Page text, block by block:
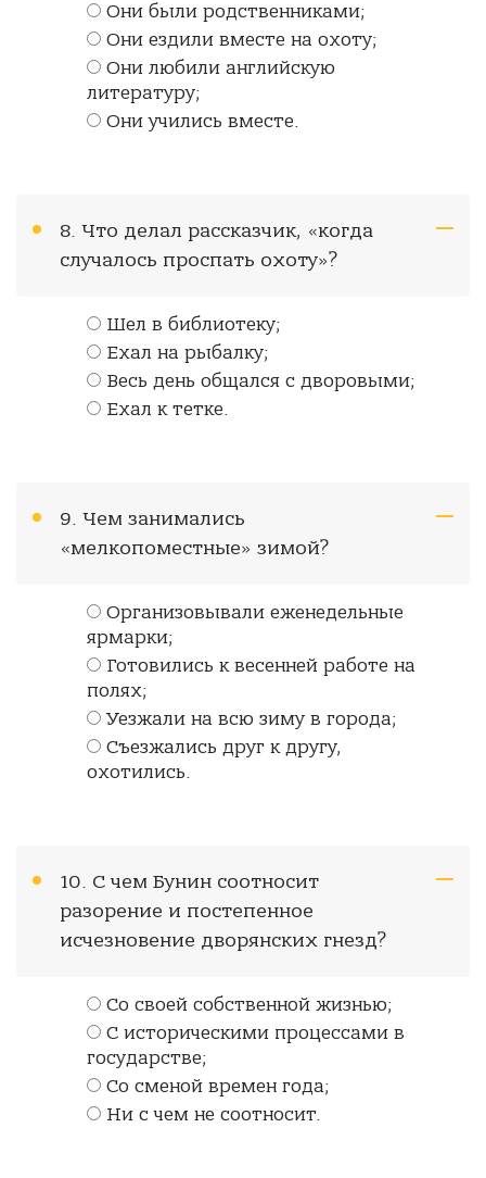
Они были родственниками;
Они ездили вместе на охоту;
Они любили английскую
литературу;
Они учились вместе.
8. Что делал рассказчик, «когда
случалось проспать охоту»?
Шел в библиотеку;
Ехал на рыбалку;
Весь день общался с дворовыми;
Ехал к тетке.
9. Чем занимались
«мелкопоместные» зимой?
Организовывали еженедельные
ярмарки;
Готовились к весенней работе на
полях;
Уезжали на всю зиму в города;
Съезжались друг к другу,
охотились.
10. С чем Бунин соотносит
разорение и постепенное
исчезновение дворянских гнезд?
Со своей собственной жизнью;
С историческими процессами в
государстве;
Со сменой времен года;
Ни с чем не соотносит.